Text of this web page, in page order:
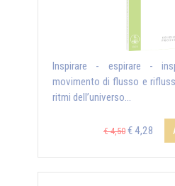
Inspirare - espirare -
movimento di flusso e
ritmi dell’universo...
€ 4,50 € 4,28